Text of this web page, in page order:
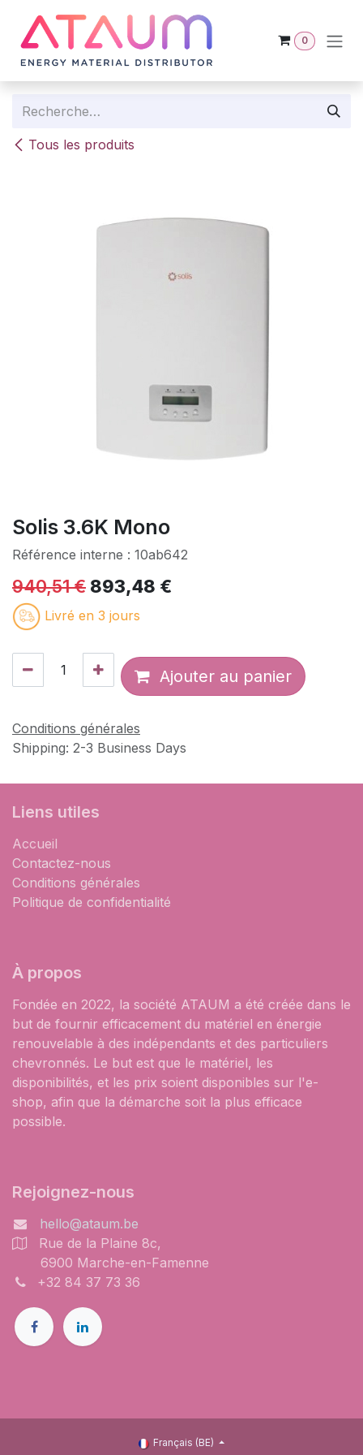
0
Tous les produits
Solis 3.6K Mono
Référence interne : 10ab642
940,51€ 893,48 €
Livré en 3 jours
Ajouter au panier
Conditions générales
Shipping: 2-3 Business Days
Liens utiles
Accueil
Contactez-nous
Conditions générales
Politique de confidentialité
À propos
Fondée en 2022, la société ATAUM a été créée dans le
but de fournir efficacement du matériel en énergie
renouvelable à des indépendants et des particuliers
chevronnés. Le but est que le matériel, les
disponibilités, et les prix soient disponibles sur l'e-
shop, afin que la démarche soit la plus efficace
possible.
Rejoignez-nous
hello@ataum.be
Rue de la Plaine 8c,
6900 Marche-en-Famenne
+32 84 37 73 36
Français (BE)